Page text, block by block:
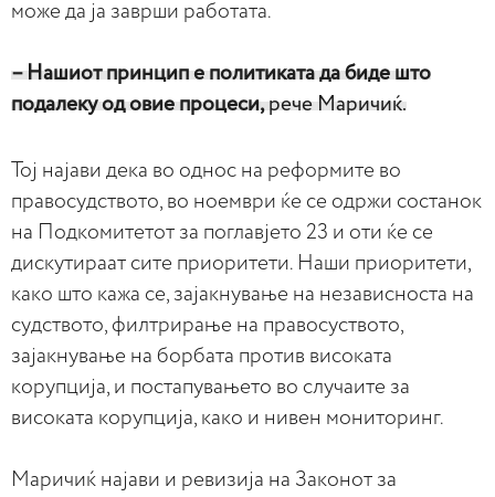
може да ја заврши работата.
– Нашиот принцип е политиката да биде што
подалеку од овие процеси,рече Маричиќ.
Тој најави дека во однос на реформите во
правосудството, во ноември ќе се одржи состанок
на Подкомитетот за поглавјето 23 и оти ќе се
дискутираат сите приоритети. Наши приоритети,
како што кажа се, зајакнување на независноста на
судството, филтрирање на правосуството,
зајакнување на борбата против високата
корупција, и постапувањето во случаите за
високата корупција, како и нивен мониторинг.
Маричиќ најави и ревизија на Законот за